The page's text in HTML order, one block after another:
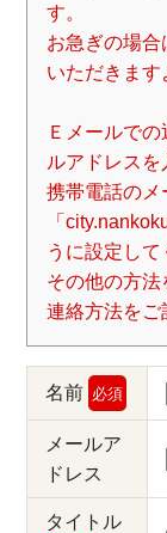
す。
お急ぎの場
いただきます
Ｅメールで
ルアドレスを
携帯電話のメ
「
うに設定して
その他の方法
連絡方法をご
名前 必須
メールア
ドレス
タイトル